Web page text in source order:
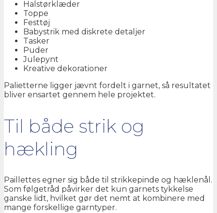
Halstørklæder
Toppe
Festtøj
Babystrik med diskrete detaljer
Tasker
Puder
Julepynt
Kreative dekorationer
Palietterne ligger jævnt fordelt i garnet, så resultatet
bliver ensartet gennem hele projektet.
Til både strik og
hækling
Paillettes egner sig både til strikkepinde og hæklenål.
Som følgetråd påvirker det kun garnets tykkelse
ganske lidt, hvilket gør det nemt at kombinere med
mange forskellige garntyper.